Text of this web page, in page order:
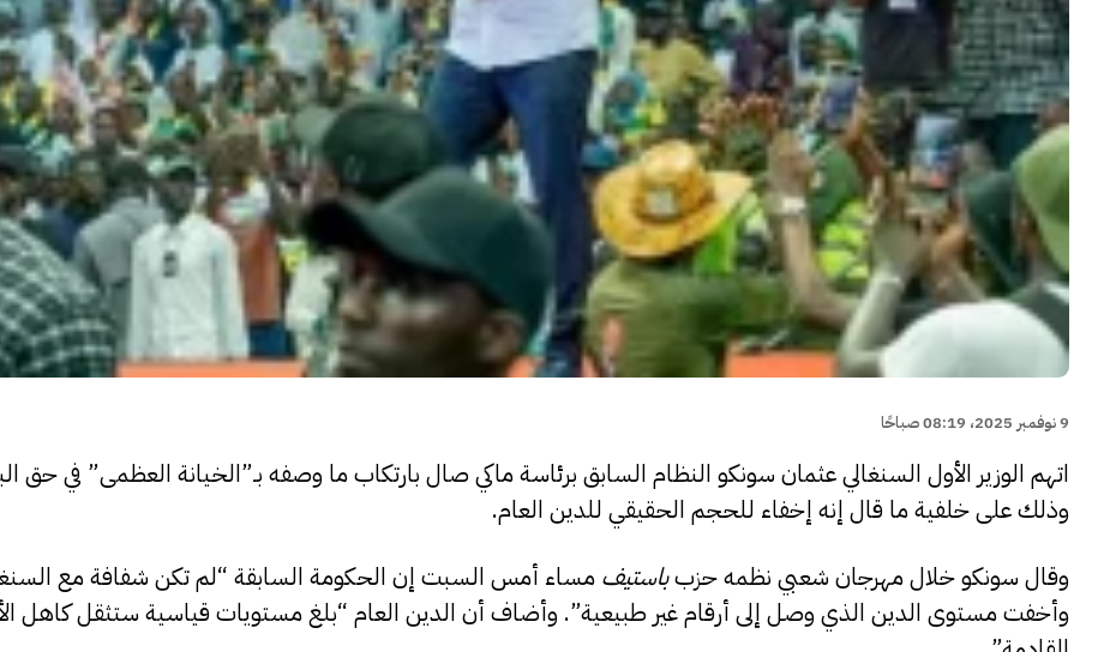
9 نوفمبر 2025، 08:19 صباحًا
اتهم الوزير الأول السنغالي عثمان سونكو النظام السابق برئاسة ماكي صال بارتكاب ما وصفه بـ”الخيانة العظمى” في حق
وذلك على خلفية ما قال إنه إخفاء للحجم الحقيقي للدين العام.
وقال سونكو خلال مهرجان شعبي نظمه حزبباستيف مساء أمس السبت إن الحكومة السابقة “لم تكن شفافة مع
وأخفت مستوى الدين الذي وصل إلى أرقام غير طبيعية”. وأضاف أن الدين العام “بلغ مستويات قياسية ستثقل كاهل